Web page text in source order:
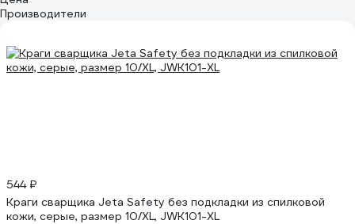
Производители
544 ₽
Краги сварщика Jeta Safety без подкладки из спилковой
кожи, серые, размер 10/XL, JWK101-XL